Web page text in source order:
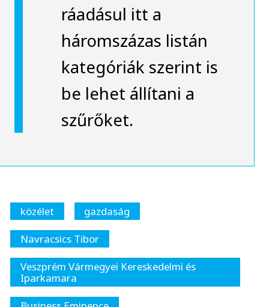
ráadásul itt a
háromszázas listán
kategóriák szerint is
be lehet állítani a
szűrőket.
közélet
gazdaság
Navracsics Tibor
Veszprém Vármegyei Kereskedelmi és
Iparkamara